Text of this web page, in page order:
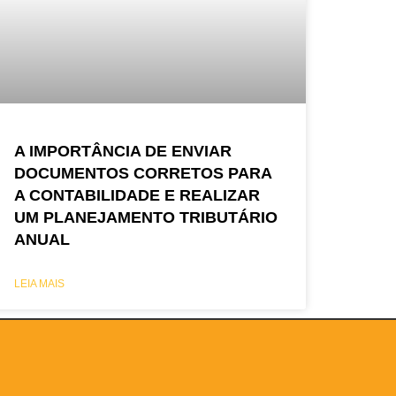
A IMPORTÂNCIA DE ENVIAR
DOCUMENTOS CORRETOS PARA
A CONTABILIDADE E REALIZAR
UM PLANEJAMENTO TRIBUTÁRIO
ANUAL
LEIA MAIS